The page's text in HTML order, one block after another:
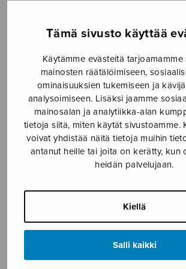
Tämä sivusto käyttää
Käytämme evästeitä tarjoamamme
mainosten räätälöimiseen,
ominaisuuksien tukemiseen ja
analysoimiseen. Lisäksi jaamme
mainosalan ja analytiikka-alan
tietoja siitä, miten käytät sivustoamme.
voivat yhdistää näitä tietoja muihin
antanut heille tai joita on kerätty, kun
heidän palvelujaan.
Kiellä
Salli kaikki
allin lasta!
Aa, aa, allin
lasta!